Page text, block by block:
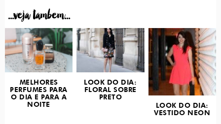
...veja tambem...
MELHORES
PERFUMES PARA
O DIA E PARA A
NOITE
LOOK DO DIA:
FLORAL SOBRE
PRETO
LOOK DO DIA:
VESTIDO NEON